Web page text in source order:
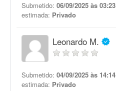
Submetido: 06/09/2025 às 03:23
estimada: Privado
Leonardo M.
Submetido: 04/09/2025 às 14:14
estimada: Privado